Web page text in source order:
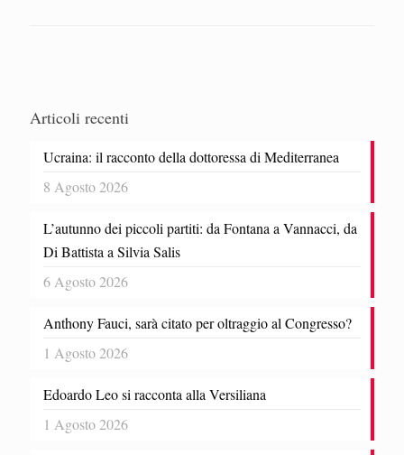
Articoli recenti
Ucraina: il racconto della dottoressa di Mediterranea
8 Agosto 2026
L’autunno dei piccoli partiti: da Fontana a Vannacci, da
Di Battista a Silvia Salis
6 Agosto 2026
Anthony Fauci, sarà citato per oltraggio al Congresso?
1 Agosto 2026
Edoardo Leo si racconta alla Versiliana
1 Agosto 2026